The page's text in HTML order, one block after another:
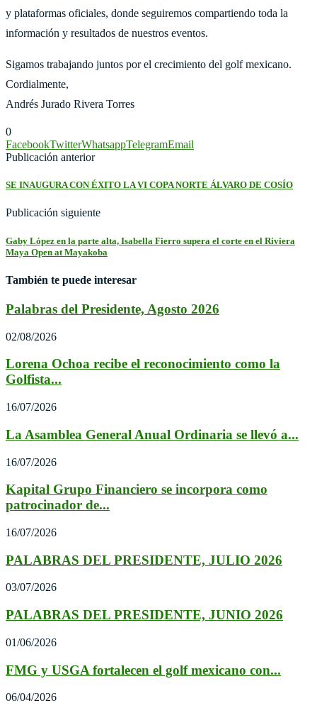
y plataformas oficiales, donde seguiremos compartiendo toda la
información y resultados de nuestros eventos.
Sigamos trabajando juntos por el crecimiento del golf mexicano.
Cordialmente,
Andrés Jurado Rivera Torres
0
FacebookTwitterWhatsappTelegramEmail
Publicación anterior
SE INAUGURA CON ÉXITO LA VI COPA NORTE ÁLVARO DE COSÍO
Publicación siguiente
Gaby López en la parte alta, Isabella Fierro supera el corte en el Riviera
Maya Open at Mayakoba
También te puede interesar
Palabras del Presidente, Agosto 2026
02/08/2026
Lorena Ochoa recibe el reconocimiento como la
Golfista...
16/07/2026
La Asamblea General Anual Ordinaria se llevó a...
16/07/2026
Kapital Grupo Financiero se incorpora como
patrocinador de...
16/07/2026
PALABRAS DEL PRESIDENTE, JULIO 2026
03/07/2026
PALABRAS DEL PRESIDENTE, JUNIO 2026
01/06/2026
FMG y USGA fortalecen el golf mexicano con...
06/04/2026